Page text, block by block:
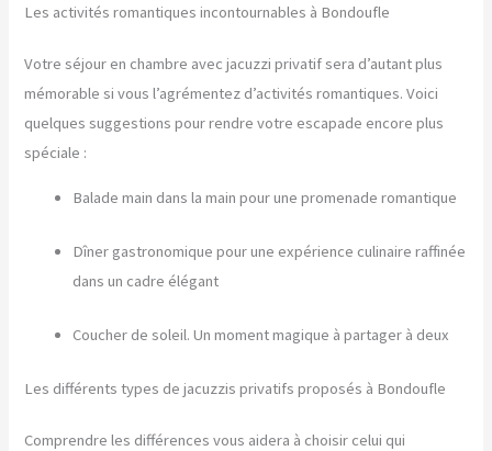
Les activités romantiques incontournables à Bondoufle
Votre séjour en chambre avec jacuzzi privatif sera d’autant plus
mémorable si vous l’agrémentez d’activités romantiques. Voici
quelques suggestions pour rendre votre escapade encore plus
spéciale :
Balade main dans la main pour une promenade romantique
Dîner gastronomique pour une expérience culinaire raffinée
dans un cadre élégant
Coucher de soleil. Un moment magique à partager à deux
Les différents types de jacuzzis privatifs proposés à Bondoufle
Comprendre les différences vous aidera à choisir celui qui